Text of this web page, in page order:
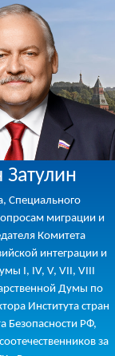
Специального
миграции и
Комитета
интеграции и
I, IV, V, VII, VIII
Думы по
Института стран
Безопасности РФ,
за